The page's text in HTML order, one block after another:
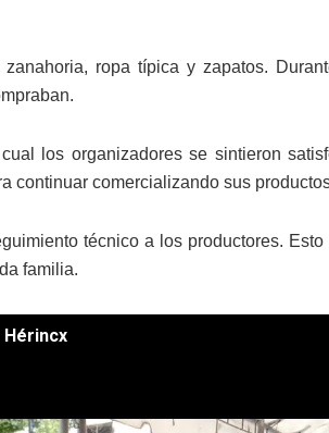
ropa típica y zapatos.
los organizadores se sintieron
continuar comercializando sus
técnico a los productores. Esto
familia.